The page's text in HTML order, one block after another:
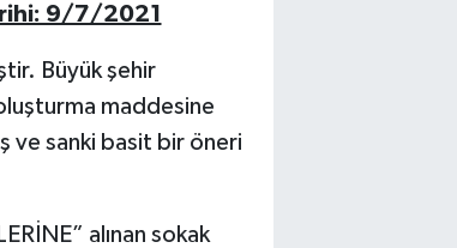
9/7/2021
Büyük şehir
maddesine
ve sanki basit bir öneri
alınan sokak